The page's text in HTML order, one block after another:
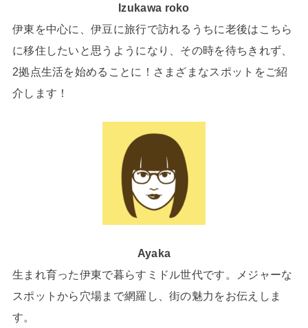
Izukawa roko
伊東を中心に、伊豆に旅行で訪れるうちに老後はこちら
に移住したいと思うようになり、その時を待ちきれず、
2拠点生活を始めることに！さまざまなスポットをご紹
介します！
Ayaka
生まれ育った伊東で暮らすミドル世代です。メジャーな
スポットから穴場まで網羅し、街の魅力をお伝えしま
す。